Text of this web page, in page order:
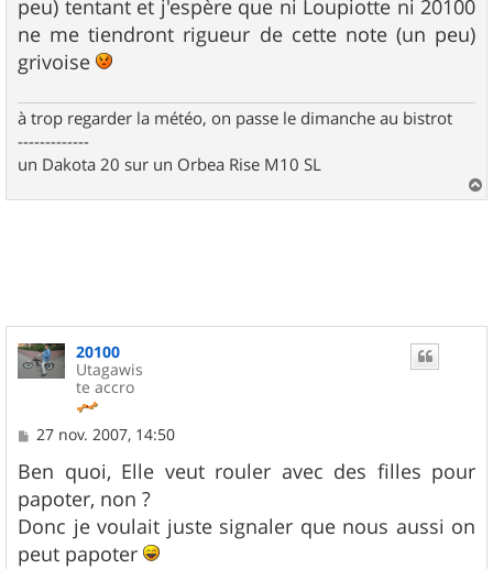
peu) tentant et j'espère que ni Loupiotte ni 20100
ne me tiendront rigueur de cette note (un peu)
grivoise
à trop regarder la météo, on passe le dimanche au bistrot
-------------
un Dakota 20 sur un Orbea Rise M10 SL
a
20100
Utagawis
te accro
M
s
s
a
g
e
27 nov. 2007, 14:50
Ben quoi, Elle veut rouler avec des filles pour
papoter, non ?
Donc je voulait juste signaler que nous aussi on
peut papoter